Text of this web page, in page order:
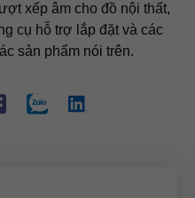
xếp âm cho đồ nội thất,
cụ hỗ trợ lắp đặt và các
sản phẩm nói trên.